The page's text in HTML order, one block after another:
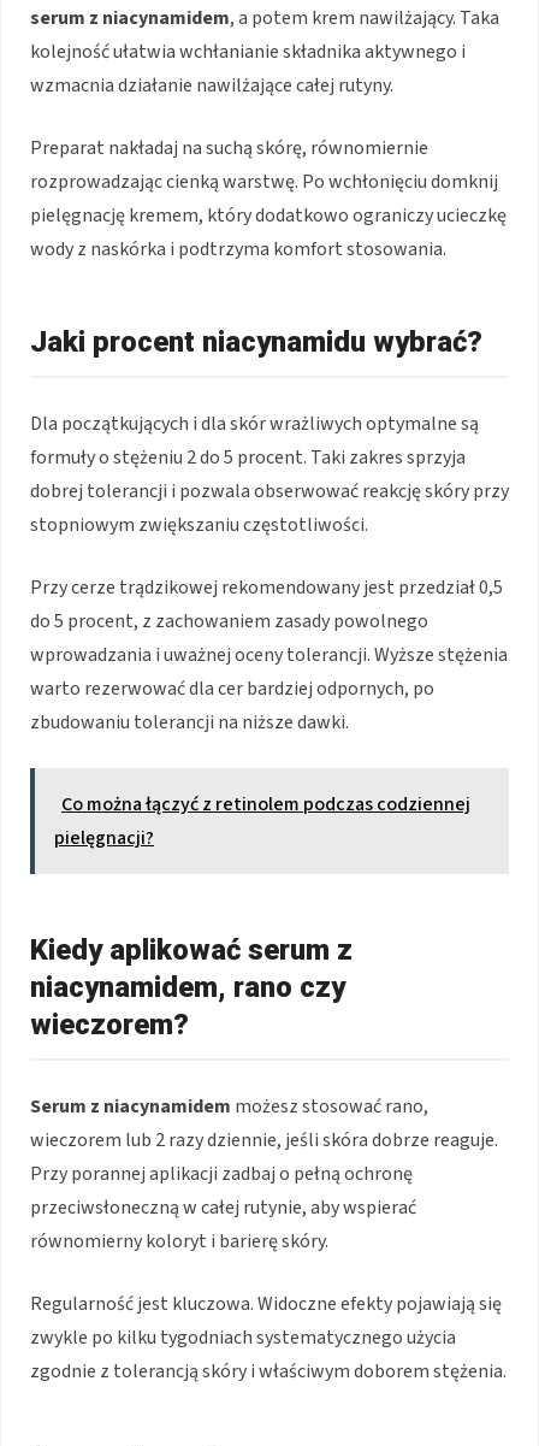
serum z niacynamidem, a potem krem nawilżający. Taka
kolejność ułatwia wchłanianie składnika aktywnego i
wzmacnia działanie nawilżające całej rutyny.
Preparat nakładaj na suchą skórę, równomiernie
rozprowadzając cienką warstwę. Po wchłonięciu domknij
pielęgnację kremem, który dodatkowo ograniczy ucieczkę
wody z naskórka i podtrzyma komfort stosowania.
Jaki procent niacynamidu wybrać?
Dla początkujących i dla skór wrażliwych optymalne są
formuły o stężeniu 2 do 5 procent. Taki zakres sprzyja
dobrej tolerancji i pozwala obserwować reakcję skóry przy
stopniowym zwiększaniu częstotliwości.
Przy cerze trądzikowej rekomendowany jest przedział 0,5
do 5 procent, z zachowaniem zasady powolnego
wprowadzania i uważnej oceny tolerancji. Wyższe stężenia
warto rezerwować dla cer bardziej odpornych, po
zbudowaniu tolerancji na niższe dawki.
Co można łączyć z retinolem podczas codziennej
pielęgnacji?
Kiedy aplikować serum z
niacynamidem, rano czy
wieczorem?
Serum z niacynamidem możesz stosować rano,
wieczorem lub 2 razy dziennie, jeśli skóra dobrze reaguje.
Przy porannej aplikacji zadbaj o pełną ochronę
przeciwsłoneczną w całej rutynie, aby wspierać
równomierny koloryt i barierę skóry.
Regularność jest kluczowa. Widoczne efekty pojawiają się
zwykle po kilku tygodniach systematycznego użycia
zgodnie z tolerancją skóry i właściwym doborem stężenia.